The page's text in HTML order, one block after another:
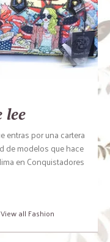
lee
entras por una cartera
de modelos que hace
en Conquistadores
View all Fashion